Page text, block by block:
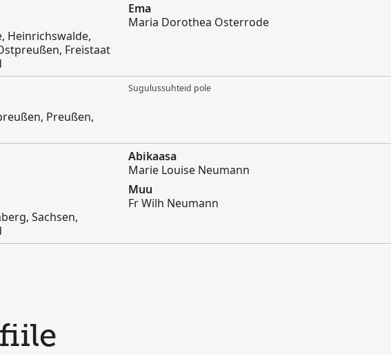
Heinrichswalde,
Freistaat
Ema
Maria Dorothea Osterrode
Preußen,
Sugulussuhteid pole
Sachsen,
Abikaasa
Marie Louise Neumann
Muu
Fr Wilh Neumann